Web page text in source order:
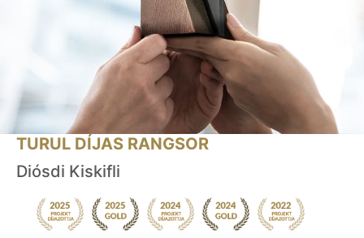
TURUL DÍJAS RANGSOR
Diósdi Kiskifli